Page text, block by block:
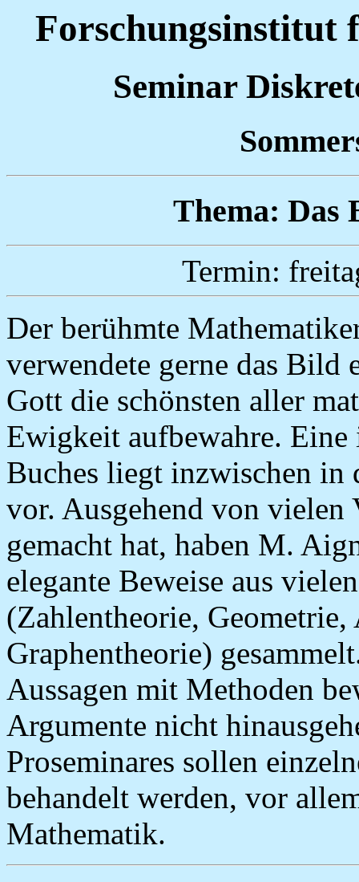
Forschungsinstitut
Seminar
Thema: Das
Termin:
Der berühmte
verwendete gerne das Bild
Gott die schönsten aller
Ewigkeit aufbewahre.
Buches liegt inzwischen in
vor. Ausgehend von vielen
gemacht hat, haben M.
elegante Beweise aus
(Zahlentheorie,
Graphentheorie)
Aussagen mit Methoden
Argumente nicht
Proseminares sollen
behandelt werden, vor
Mathematik.